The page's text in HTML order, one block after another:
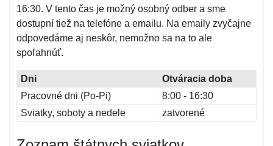
16:30. V tento čas je možný osobný odber a sme
dostupní tiež na telefóne a emailu. Na emaily zvyčajne
odpovedáme aj neskôr, nemožno sa na to ale
spoľahnúť.
Dni
Otváracia doba
Pracovné dni (Po-Pi)
8:00 - 16:30
Sviatky, soboty a nedele
zatvorené